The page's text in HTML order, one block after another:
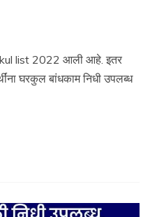
list 2022 आली आहे. इतर
घरकुल बांधकाम निधी उपलब्ध